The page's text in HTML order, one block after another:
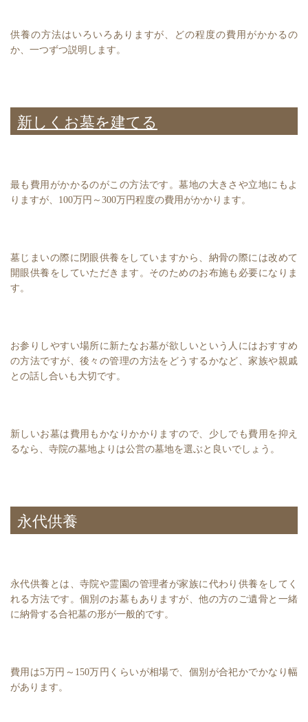
供養の方法はいろいろありますが、どの程度の費用がかかるの
か、一つずつ説明します。
新しくお墓を建てる
最も費用がかかるのがこの方法です。墓地の大きさや立地にもよ
りますが、100万円～300万円程度の費用がかかります。
墓じまいの際に閉眼供養をしていますから、納骨の際には改めて
開眼供養をしていただきます。そのためのお布施も必要になりま
す。
お参りしやすい場所に新たなお墓が欲しいという人にはおすすめ
の方法ですが、後々の管理の方法をどうするかなど、家族や親戚
との話し合いも大切です。
新しいお墓は費用もかなりかかりますので、少しでも費用を抑え
るなら、寺院の墓地よりは公営の墓地を選ぶと良いでしょう。
永代供養
永代供養とは、寺院や霊園の管理者が家族に代わり供養をしてく
れる方法です。個別のお墓もありますが、他の方のご遺骨と一緒
に納骨する合祀墓の形が一般的です。
費用は5万円～150万円くらいが相場で、個別が合祀かでかなり幅
があります。